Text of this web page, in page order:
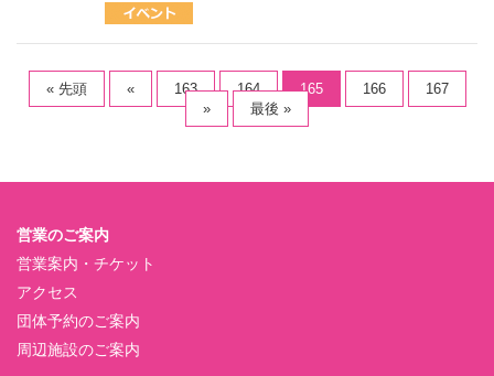
« 先頭 « 163 164 165 166
167
»
最後 »
営業のご案内
営業案内・チケット
アクセス
団体予約のご案内
周辺施設のご案内